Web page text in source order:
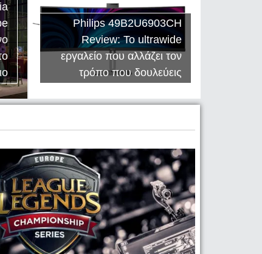
Philips 49B2U6903CH
Review: Το ultrawide
εργαλείο που αλλάζει τον
τρόπο που δουλεύεις